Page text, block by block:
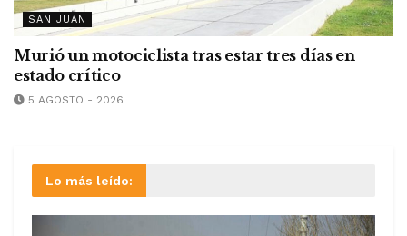
SAN JUAN
Murió un motociclista tras estar tres días en
estado crítico
5 AGOSTO - 2026
Lo más leído: